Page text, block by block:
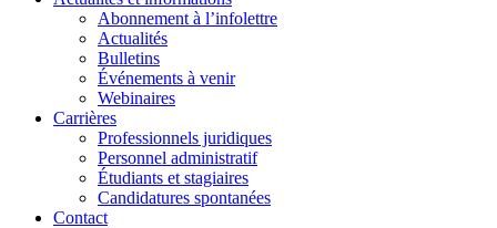
Abonnement à l’infolettre
Actualités
Bulletins
Événements à venir
Webinaires
Carrières
Professionnels juridiques
Personnel administratif
Étudiants et stagiaires
Candidatures spontanées
Contact